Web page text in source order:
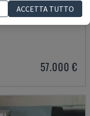
57.000 €
ACCETTA TUTTO